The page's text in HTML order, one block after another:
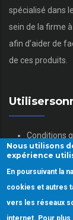
spécialisé dans
sein de la firme
afin d’aider de
de ces produits.
Conditions
Mentions
Politique
Gestion des
Nous utilisons
expérience
En poursuivant la
cookies et autres
vers les réseaux
internet. Pour plus